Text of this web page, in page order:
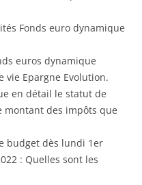
Fonds euro dynamique
euros dynamique
vie Epargne Evolution.
en détail le statut de
montant des impôts que
budget dès lundi 1er
: Quelles sont les